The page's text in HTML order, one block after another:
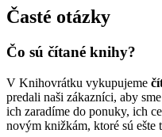
Časté otázky
Čo sú čítané knihy?
V Knihovrátku vykupujeme
predali naši zákazníci, aby
ich zaradíme do ponuky, ich
novým knižkám, ktoré sú ešte